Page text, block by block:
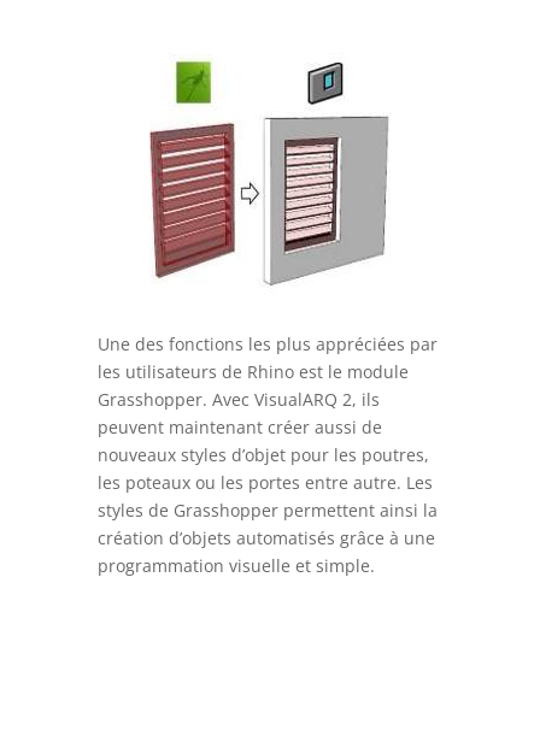
Une des fonctions les plus appréciées par
les utilisateurs de Rhino est le module
Grasshopper. Avec VisualARQ 2, ils
peuvent maintenant créer aussi de
nouveaux styles d’objet pour les poutres,
les poteaux ou les portes entre autre. Les
styles de Grasshopper permettent ainsi la
création d’objets automatisés grâce à une
programmation visuelle et simple.